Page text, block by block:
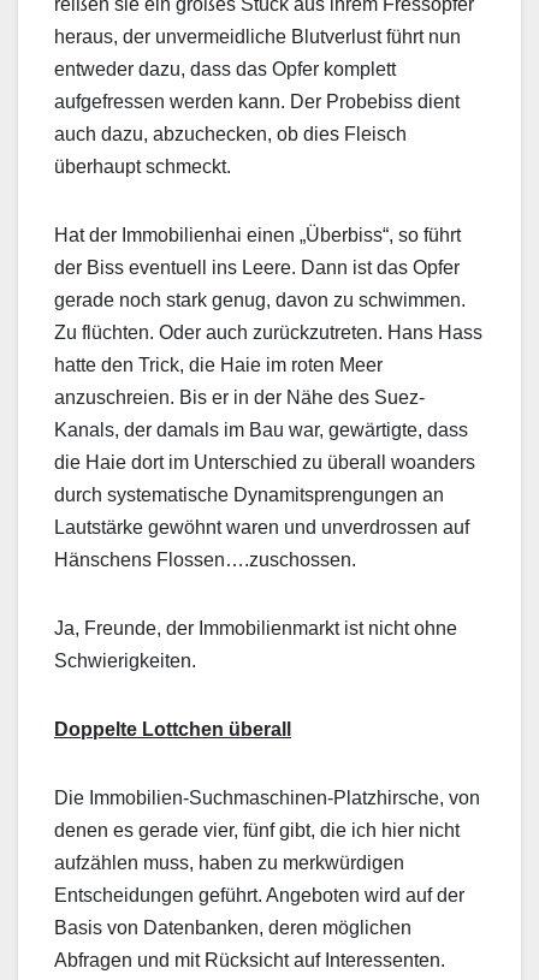
heraus, der unvermeidliche Blutverlust führt nun
entweder dazu, dass das Opfer komplett
aufgefressen werden kann. Der Probebiss dient
auch dazu, abzuchecken, ob dies Fleisch
überhaupt schmeckt.
Hat der Immobilienhai einen „Überbiss“, so führt
der Biss eventuell ins Leere. Dann ist das Opfer
gerade noch stark genug, davon zu schwimmen.
Zu flüchten. Oder auch zurückzutreten. Hans Hass
hatte den Trick, die Haie im roten Meer
anzuschreien. Bis er in der Nähe des Suez-
Kanals, der damals im Bau war, gewärtigte, dass
die Haie dort im Unterschied zu überall woanders
durch systematische Dynamitsprengungen an
Lautstärke gewöhnt waren und unverdrossen auf
Hänschens Flossen….zuschossen.
Ja, Freunde, der Immobilienmarkt ist nicht ohne
Schwierigkeiten.
Doppelte Lottchen überall
Die Immobilien-Suchmaschinen-Platzhirsche, von
denen es gerade vier, fünf gibt, die ich hier nicht
aufzählen muss, haben zu merkwürdigen
Entscheidungen geführt. Angeboten wird auf der
Basis von Datenbanken, deren möglichen
Abfragen und mit Rücksicht auf Interessenten.